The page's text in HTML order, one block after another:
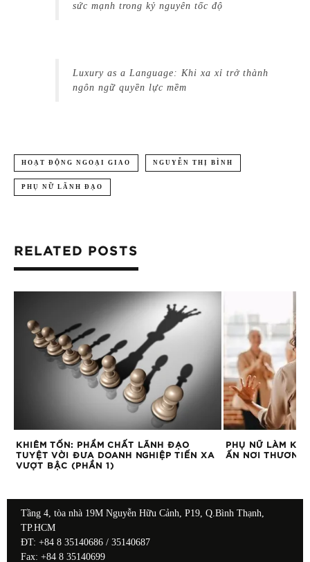
sức mạnh trong kỷ nguyên tốc độ
Luxury as a Language: Khi xa xỉ trở thành
ngôn ngữ quyền lực mềm
HOẠT ĐỘNG NGOẠI GIAO NGUYỄN THỊ BÌNH
PHỤ NỮ LÃNH ĐẠO
RELATED POSTS
KHIÊM TỐN: PHẨM CHẤT LÃNH ĐẠO
TUYỆT VỜI ĐƯA DOANH NGHIỆP TIẾN XA
VƯỢT BẬC (PHẦN 1)
PHỤ NỮ LÀM
ẤN NƠI THƯƠNG
Tầng 4, tòa nhà 19M Nguyễn Hữu Cảnh, P19, Q.Bình Thạnh,
TP.HCM
ĐT: +84 8 35140686 / 35140687
Fax: +84 8 35140699